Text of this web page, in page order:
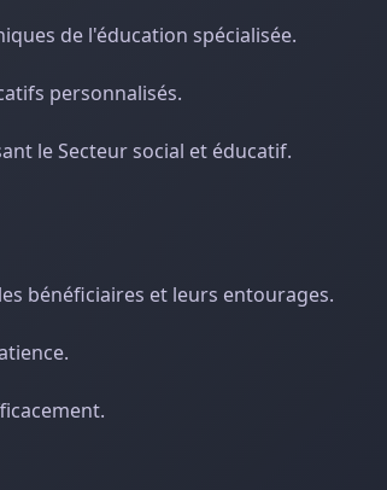
de l'éducation spécialisée.
personnalisés.
le Secteur social et éducatif.
bénéficiaires et leurs entourages.